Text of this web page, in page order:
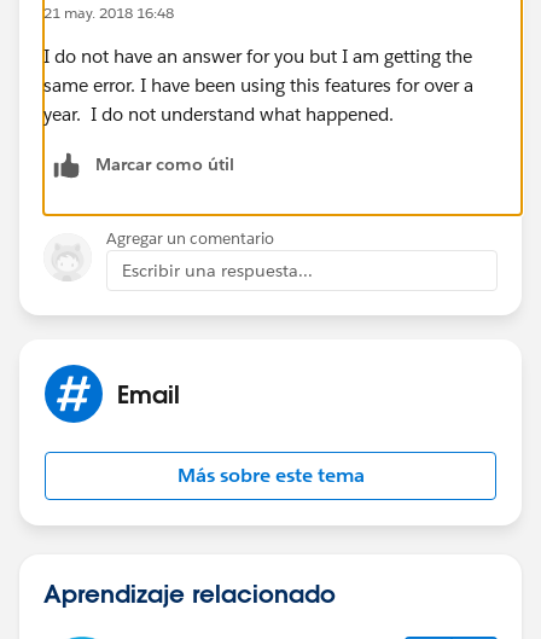
21 may. 2018 16:48
I do not have an answer for you but I am getting the
same error. I have been using this features for over a
year. I do not understand what happened.
Marcar como útil
Agregar un comentario
Escribir una respuesta...
Email
Más sobre este tema
Aprendizaje relacionado